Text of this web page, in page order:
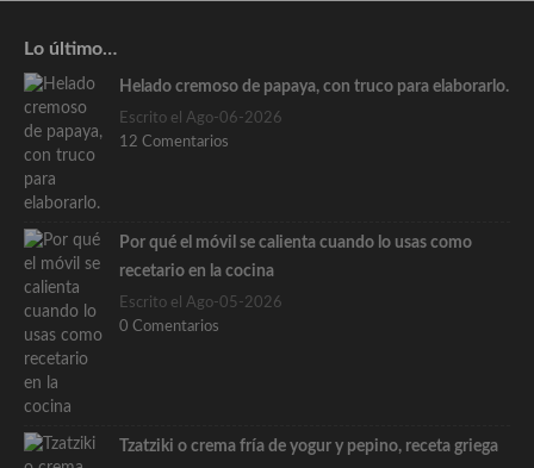
Lo último…
Helado cremoso de papaya, con truco para elaborarlo.
Escrito el Ago-06-2026
12 Comentarios
Por qué el móvil se calienta cuando lo usas como
recetario en la cocina
Escrito el Ago-05-2026
0 Comentarios
Tzatziki o crema fría de yogur y pepino, receta griega